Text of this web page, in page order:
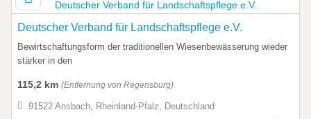
Deutscher Verband für Landschaftspflege e.V.
Bewirtschaftungsform der traditionellen Wiesenbewässerung wieder
stärker in den
115,2 km (Entfernung von Regensburg)
91522 Ansbach, Rheinland-Pfalz, Deutschland